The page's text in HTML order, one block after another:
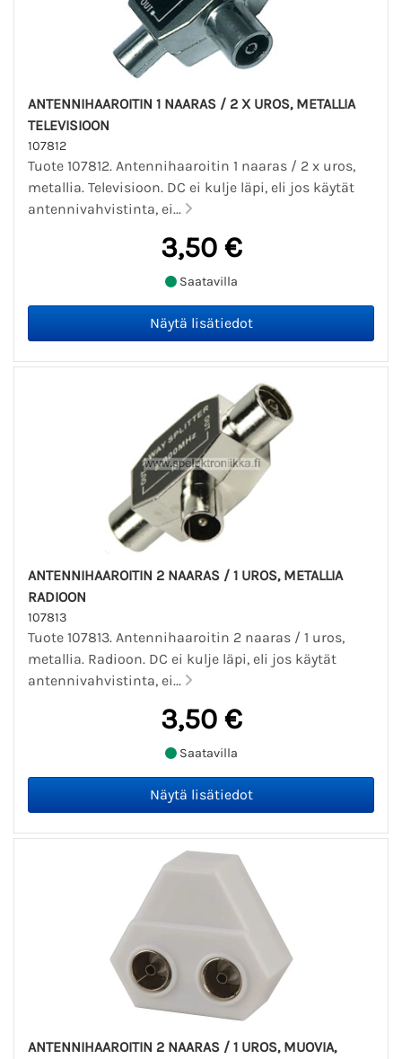
ANTENNIHAAROITIN 1 NAARAS / 2 X UROS, METALLIA
TELEVISIOON
107812
Tuote 107812. Antennihaaroitin 1 naaras / 2 x uros,
metallia. Televisioon. DC ei kulje läpi, eli jos käytät
antennivahvistinta, ei...
3,50 €
Saatavilla
ANTENNIHAAROITIN 2 NAARAS / 1 UROS, METALLIA
RADIOON
107813
Tuote 107813. Antennihaaroitin 2 naaras / 1 uros,
metallia. Radioon. DC ei kulje läpi, eli jos käytät
antennivahvistinta, ei...
3,50 €
Saatavilla
ANTENNIHAAROITIN 2 NAARAS / 1 UROS, MUOVIA,